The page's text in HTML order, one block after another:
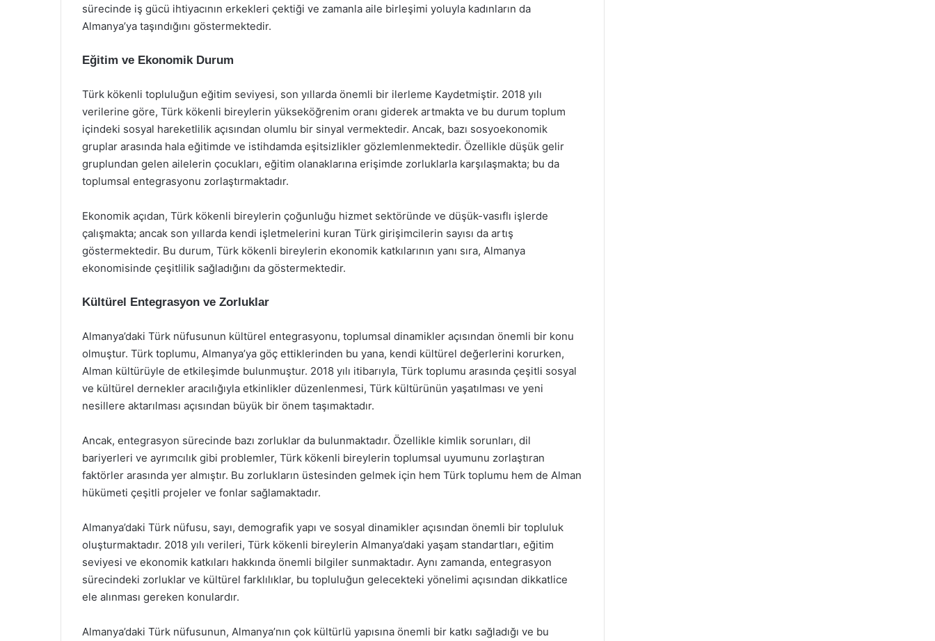
sürecinde iş gücü ihtiyacının erkekleri çektiği ve zamanla aile birleşimi yoluyla kadınların da
Almanya’ya taşındığını göstermektedir.
Eğitim ve Ekonomik Durum
Türk kökenli topluluğun eğitim seviyesi, son yıllarda önemli bir ilerleme Kaydetmiştir. 2018 yılı
verilerine göre, Türk kökenli bireylerin yükseköğrenim oranı giderek artmakta ve bu durum toplum
içindeki sosyal hareketlilik açısından olumlu bir sinyal vermektedir. Ancak, bazı sosyoekonomik
gruplar arasında hala eğitimde ve istihdamda eşitsizlikler gözlemlenmektedir. Özellikle düşük gelir
gruplundan gelen ailelerin çocukları, eğitim olanaklarına erişimde zorluklarla karşılaşmakta; bu da
toplumsal entegrasyonu zorlaştırmaktadır.
Ekonomik açıdan, Türk kökenli bireylerin çoğunluğu hizmet sektöründe ve düşük-vasıflı işlerde
çalışmakta; ancak son yıllarda kendi işletmelerini kuran Türk girişimcilerin sayısı da artış
göstermektedir. Bu durum, Türk kökenli bireylerin ekonomik katkılarının yanı sıra, Almanya
ekonomisinde çeşitlilik sağladığını da göstermektedir.
Kültürel Entegrasyon ve Zorluklar
Almanya’daki Türk nüfusunun kültürel entegrasyonu, toplumsal dinamikler açısından önemli bir konu
olmuştur. Türk toplumu, Almanya’ya göç ettiklerinden bu yana, kendi kültürel değerlerini korurken,
Alman kültürüyle de etkileşimde bulunmuştur. 2018 yılı itibarıyla, Türk toplumu arasında çeşitli sosyal
ve kültürel dernekler aracılığıyla etkinlikler düzenlenmesi, Türk kültürünün yaşatılması ve yeni
nesillere aktarılması açısından büyük bir önem taşımaktadır.
Ancak, entegrasyon sürecinde bazı zorluklar da bulunmaktadır. Özellikle kimlik sorunları, dil
bariyerleri ve ayrımcılık gibi problemler, Türk kökenli bireylerin toplumsal uyumunu zorlaştıran
faktörler arasında yer almıştır. Bu zorlukların üstesinden gelmek için hem Türk toplumu hem de Alman
hükümeti çeşitli projeler ve fonlar sağlamaktadır.
Almanya’daki Türk nüfusu, sayı, demografik yapı ve sosyal dinamikler açısından önemli bir topluluk
oluşturmaktadır. 2018 yılı verileri, Türk kökenli bireylerin Almanya’daki yaşam standartları, eğitim
seviyesi ve ekonomik katkıları hakkında önemli bilgiler sunmaktadır. Aynı zamanda, entegrasyon
sürecindeki zorluklar ve kültürel farklılıklar, bu topluluğun gelecekteki yönelimi açısından dikkatlice
ele alınması gereken konulardır.
Almanya’daki Türk nüfusunun, Almanya’nın çok kültürlü yapısına önemli bir katkı sağladığı ve bu